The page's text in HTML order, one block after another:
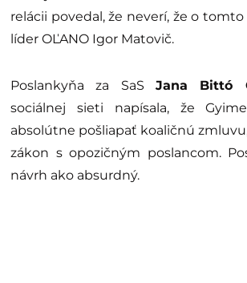
relácii povedal, že neverí, že o
líder OĽANO Igor Matovič.
Poslankyňa za SaS Jana Bittó
sociálnej sieti napísala, že
absolútne pošliapať koaličnú
zákon s opozičným poslancom.
návrh ako absurdný.